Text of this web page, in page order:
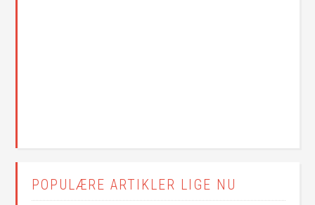
POPULÆRE ARTIKLER LIGE NU